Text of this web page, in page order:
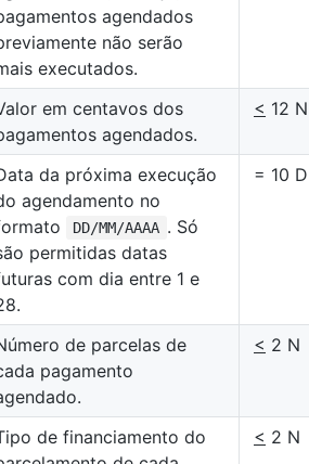
agendados
não serão
executados.
em centavos dos
agendados.
< 12 N
da próxima execução
agendamento no
DD/MM/AAAA . Só
permitidas datas
com dia entre 1 e
= 10 D
de parcelas de
pagamento
< 2 N
de financiamento do
< 2 N